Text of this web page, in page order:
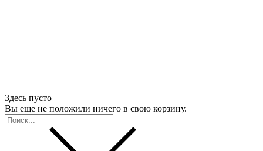
Здесь пусто
Вы еще не положили ничего в свою корзину.